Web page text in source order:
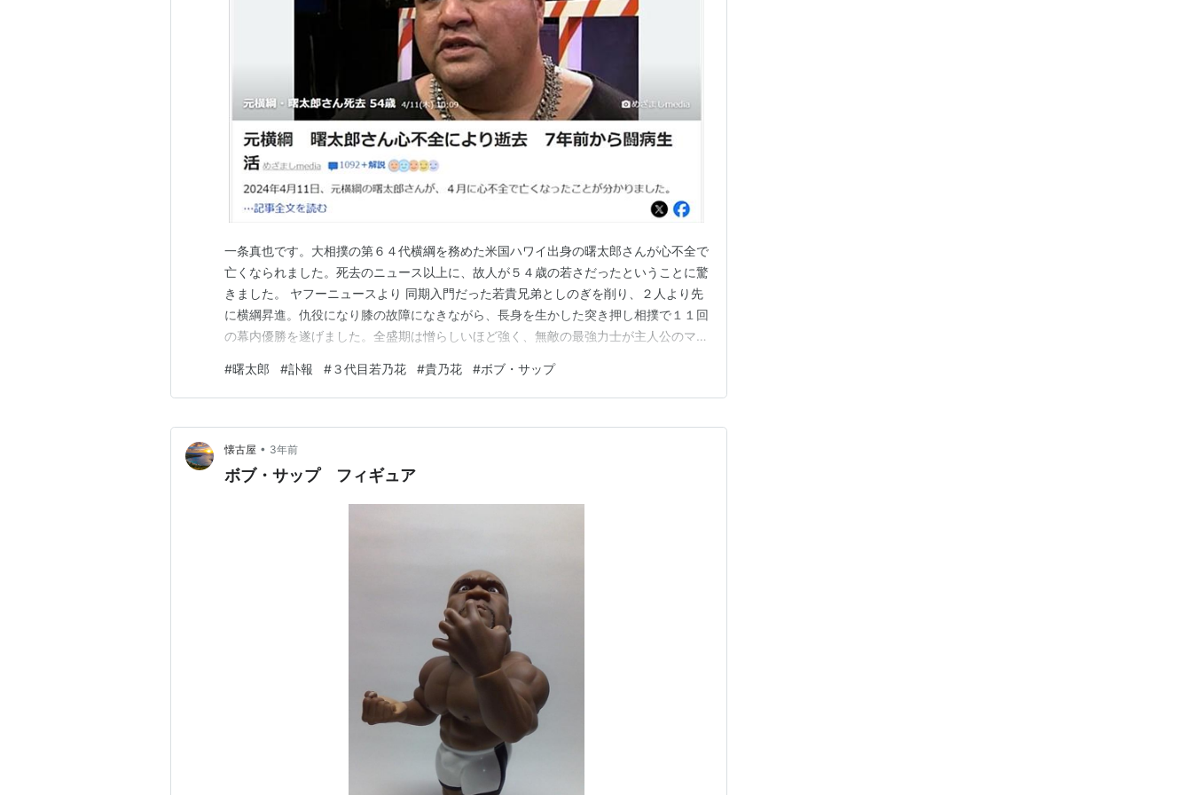
一条真也です。大相撲の第６４代横綱を務めた米国ハワイ出身の曙太郎さんが心不全で
亡くなられました。死去のニュース以上に、故人が５４歳の若さだったということに驚
きました。 ヤフーニュースより 同期入門だった若貴兄弟としのぎを削り、２人より先
に横綱昇進。仇役になり膝の故障になきながら、長身を生かした突き押し相撲で１１回
の幕内優勝を遂げました。全盛期は憎らしいほど強く、無敵の最強力士が主人公のマン
８８年春場所、１８歳で初土俵を踏んだ。後に兄弟横綱となる３代目若乃花と貴乃花の
若貴兄弟、大関魁皇ら「花の六三組」。２メートルを超す…
#曙太郎 #訃報 #３代目若乃花 #貴乃花 #ボブ・サップ
懐古屋 • 3年前
ボブ・サップ フィギュア